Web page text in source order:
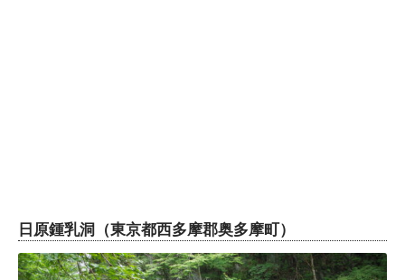
日原鍾乳洞（東京都西多摩郡奥多摩町）